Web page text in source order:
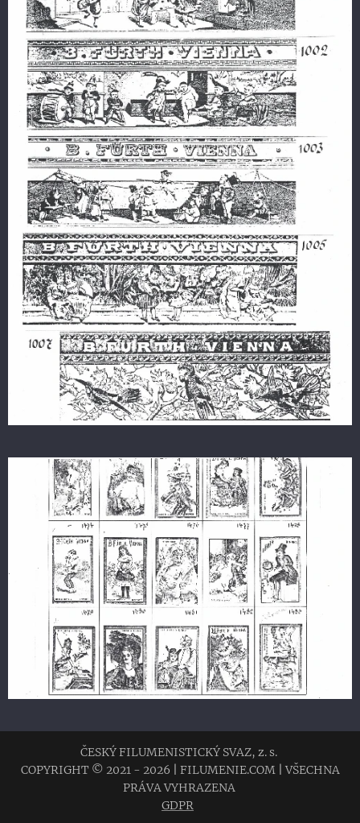
ČESKÝ FILUMENISTICKÝ SVAZ, z. s.
COPYRIGHT © 2021 - 2026
FILUMENIE.COM
VŠECHNA
PRÁVA VYHRAZENA
GDPR